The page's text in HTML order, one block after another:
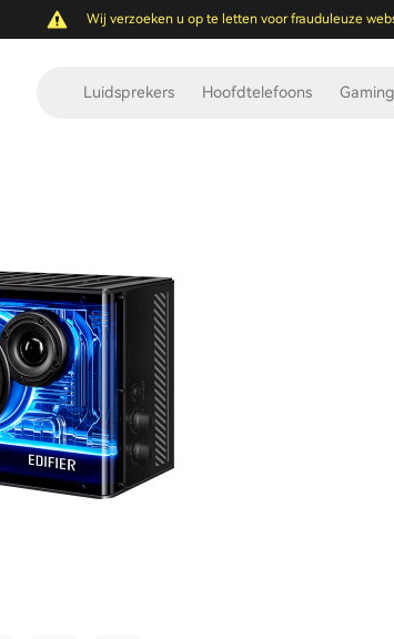
Wij verzoeken u op te letten voor frauduleuze
Luidsprekers Hoofdtelefoons Gaming